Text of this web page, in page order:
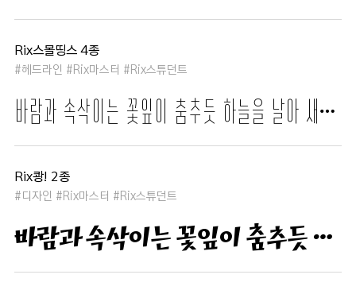
Rix스몰띵스 4종
#헤드라인 #Rix마스터 #Rix스튜던트
바람과 속삭이는 꽃잎이 춤추듯 하늘을 날아 새처럼 꿈은 자유롭고 별빛처럼 빛나 새벽의 고요함 속에서 겨울 눈처럼 순수한 열정은 봄을 부른다
Rix쾅! 2종
#디자인 #Rix마스터 #Rix스튜던트
바람과 속삭이는 꽃잎이 춤추듯 하늘을 날아 새처럼 꿈은 자유롭고 별빛처럼 빛나 새벽의 고요함 속에서 겨울 눈처럼 순수한 열정은 봄을 부른다